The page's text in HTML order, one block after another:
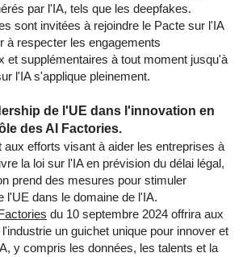
par l'IA, tels que les deepfakes.
sont invitées à rejoindre le Pacte sur l'IA
à respecter les engagements
et supplémentaires à tout moment jusqu'à
l'IA s'applique pleinement.
de l'UE dans l'innovation en
des AI Factories.
aux efforts visant à aider les entreprises à
la loi sur l'IA en prévision du délai légal,
prend des mesures pour stimuler
l'UE dans le domaine de l'IA.
du 10 septembre 2024 offrira aux
un guichet unique pour innover et
y compris les données, les talents et la